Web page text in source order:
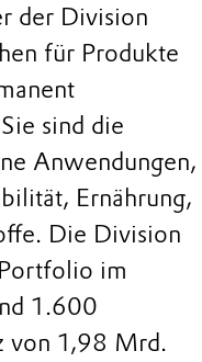
der Division
für Produkte
sind die
Anwendungen,
Ernährung,
Die Division
im
1.600
von 1,98 Mrd.